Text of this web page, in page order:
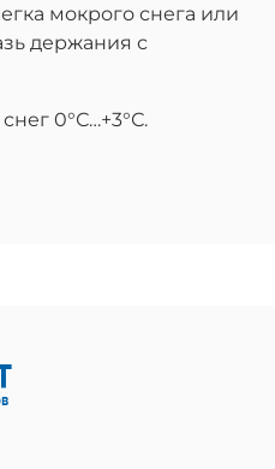
мокрого снега или
держания с
0°С…+3°С.